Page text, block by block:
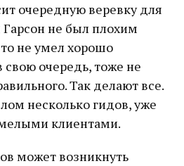
очередную веревку для
не был плохим
не умел хорошо
свою очередь, тоже не
Так делают все.
несколько гидов, уже
клиентами.
может возникнуть